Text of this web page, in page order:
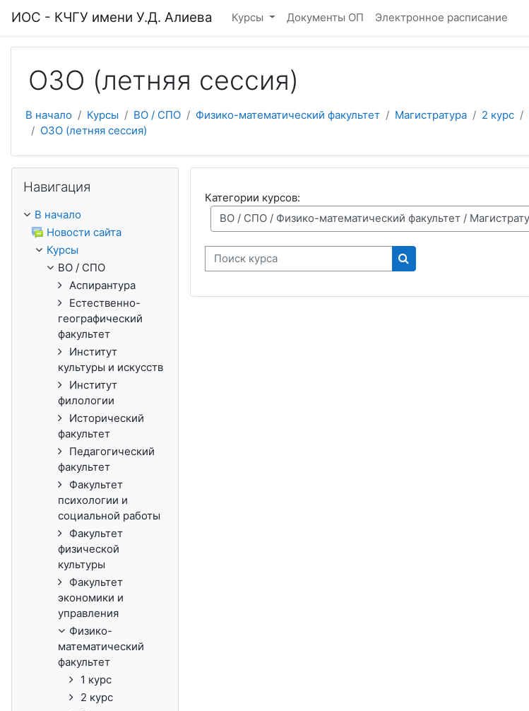
ИОС - КЧГУ имени У.Д. Алиева Курсы Документы ОП Электронное расписание
ОЗО (летняя сессия)
В начало Курсы ВО / СПО Физико-математический факультет Магистратура 2 курс
ОЗО (летняя сессия)
Категории курсов:
Поиск курса
Поиск курса
Навигация
В начало
Новости сайта
Курсы
ВО / СПО
Аспирантура
Естественно-
географический
факультет
Институт
культуры и искусств
Институт
филологии
Исторический
факультет
Педагогический
факультет
Факультет
психологии и
социальной работы
Факультет
физической
культуры
Факультет
экономики и
управления
Физико-
математический
факультет
1 курс
2 курс